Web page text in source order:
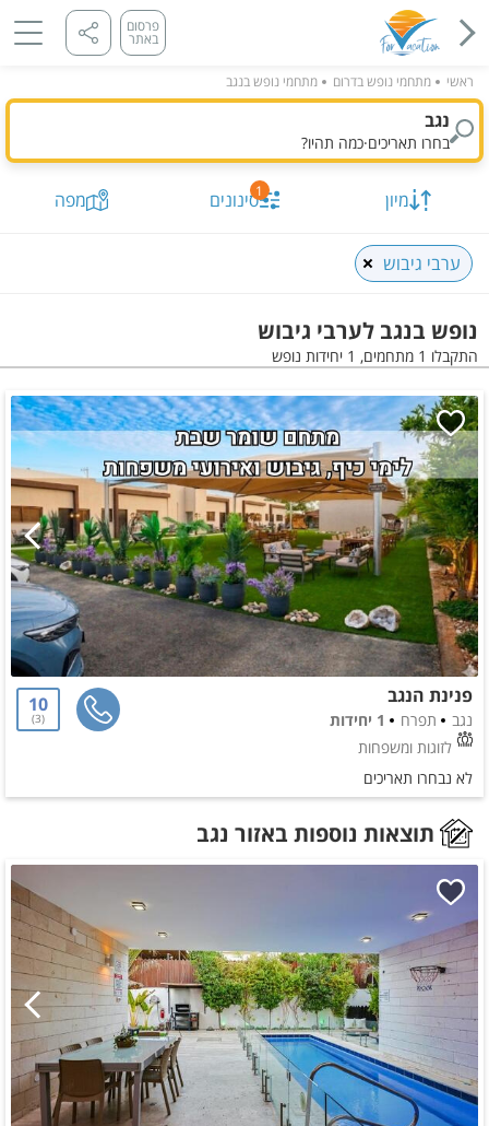
פרסום
באתר
ראשי מתחמי נופש בדרום מתחמי נופש בנגב
נגב
בחרו תאריכים·כמה תהיו?
מיון 1סינונים מפה
ערבי גיבוש
נופש בנגב לערבי גיבוש
התקבלו 1 מתחמים, 1 יחידות נופש
תאריך מבוקש
כמות נופשים וחדרים מיון לפי התקבלו1מתחמים, 1 יחידות
סינונים שנבחרו
הצג על
מפה
פנינת הנגב
נגב תפרח
1 יחידות
לזוגות ומשפחות
10
3
לא נבחרו תאריכים
תוצאות נוספות באזור נגב